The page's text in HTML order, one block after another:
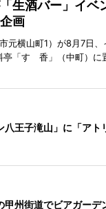
生酒バー」イ
画
元横山町1）が8月7日
「すゞ香」（中町）に
八王子滝山」に「ア
甲州街道でビアガー